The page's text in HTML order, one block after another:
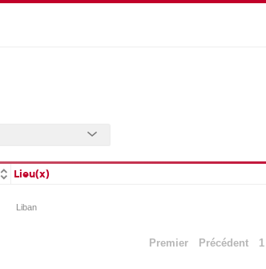
Lieu(x)
Liban
Premier Précédent 1